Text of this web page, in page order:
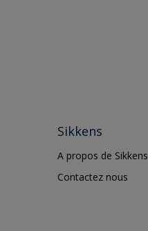
Sikkens
A propos de Sikkens
Contactez nous